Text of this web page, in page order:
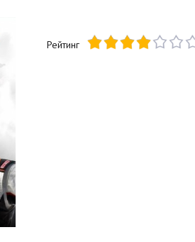
Рейтинг